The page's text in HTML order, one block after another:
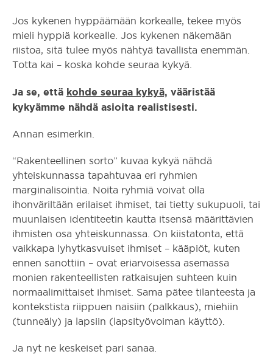
Jos kykenen hyppäämään korkealle, tekee myös
mieli hyppiä korkealle. Jos kykenen näkemään
riistoa, sitä tulee myös nähtyä tavallista enemmän.
Totta kai – koska kohde seuraa kykyä.
Ja se, että kohde seuraa kykyä, vääristää
kykyämme nähdä asioita realistisesti.
Annan esimerkin.
“Rakenteellinen sorto” kuvaa kykyä nähdä
yhteiskunnassa tapahtuvaa eri ryhmien
marginalisointia. Noita ryhmiä voivat olla
ihonväriltään erilaiset ihmiset, tai tietty sukupuoli, tai
muunlaisen identiteetin kautta itsensä määrittävien
ihmisten osa yhteiskunnassa. On kiistatonta, että
vaikkapa lyhytkasvuiset ihmiset – kääpiöt, kuten
ennen sanottiin – ovat eriarvoisessa asemassa
monien rakenteellisten ratkaisujen suhteen kuin
normaalimittaiset ihmiset. Sama pätee tilanteesta ja
kontekstista riippuen naisiin (palkkaus), miehiin
(tunneäly) ja lapsiin (lapsityövoiman käyttö).
Ja nyt ne keskeiset pari sanaa.